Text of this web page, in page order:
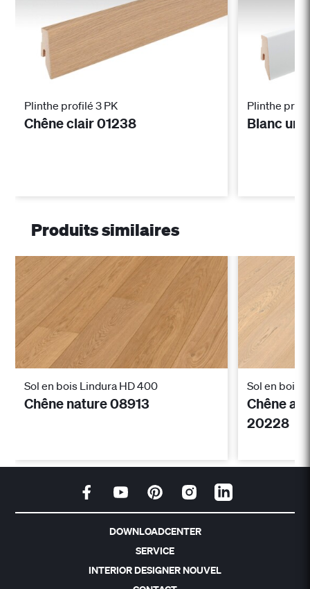
Plinthe profilé 3 PK
Chêne clair 01238
Plinthe
Blanc uni
Produits similaires
Sol en bois Lindura HD 400
Chêne nature 08913
Sol en bois
Chêne
20228
DOWNLOADCENTER
SERVICE
INTERIOR DESIGNER NOUVEL